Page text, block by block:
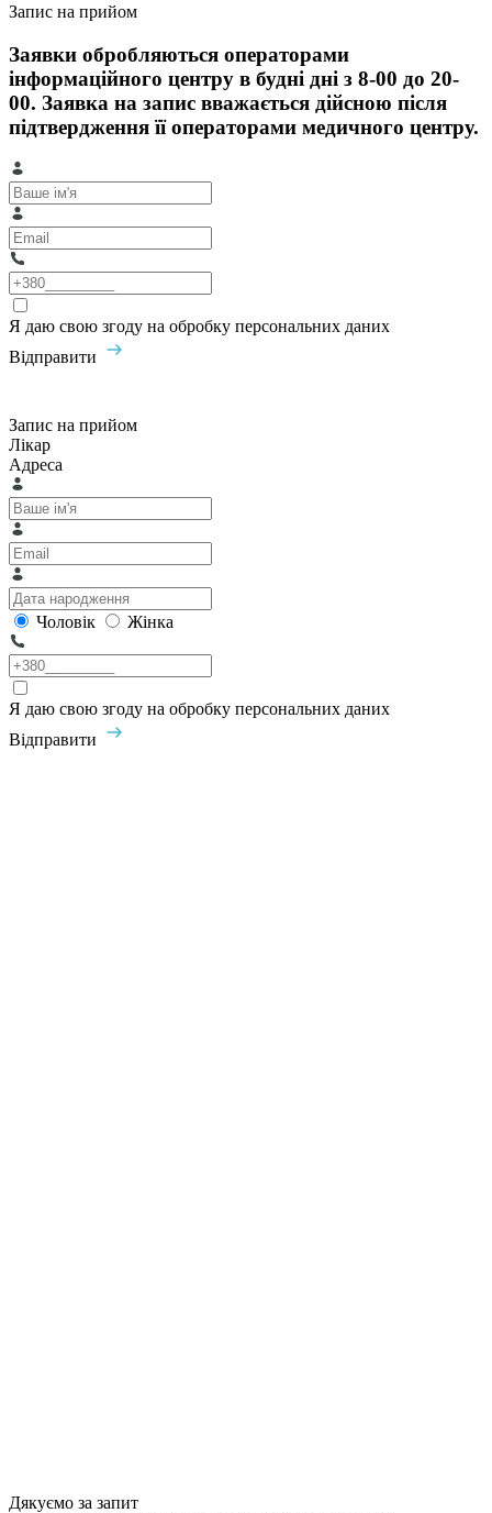
Запис на прийом
Заявки обробляються операторами
інформаційного центру в будні дні з 8-00 до 20-
00. Заявка на запис вважається дійсною після
підтвердження її операторами медичного центру.
Я даю свою згоду на обробку персональних даних
Відправити
Запис на прийом
Лікар
Адреса
Чоловік Жінка
Я даю свою згоду на обробку персональних даних
Відправити
Дякуємо за запит